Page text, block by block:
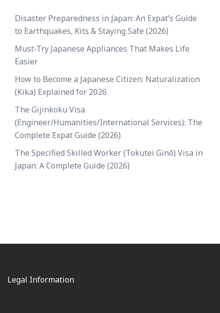
Disaster Preparedness in Japan: An Expat’s Guide
to Earthquakes, Kits & Staying Safe (2026)
Must-Try Japanese Appliances That Makes Life
Easier
How to Become a Japanese Citizen: Naturalization
(Kika) Explained for 2026
The Gijinkoku Visa
(Engineer/Humanities/International Services): The
Complete Expat Guide (2026)
The Specified Skilled Worker (Tokutei Ginō) Visa in
Japan: A Complete Guide (2026)
Legal Information